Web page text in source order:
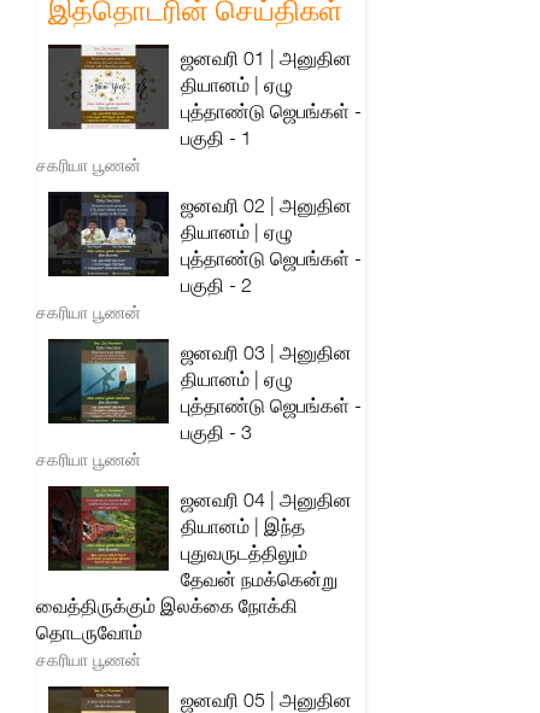
இத்தொடரின் செய்திகள்
ஜனவரி 01 | அனுதின
தியானம் | ஏழு
புத்தாண்டு ஜெபங்கள் -
பகுதி - 1
சகரியா பூணன்
ஜனவரி 02 | அனுதின
தியானம் | ஏழு
புத்தாண்டு ஜெபங்கள் -
பகுதி - 2
சகரியா பூணன்
ஜனவரி 03 | அனுதின
தியானம் | ஏழு
புத்தாண்டு ஜெபங்கள் -
பகுதி - 3
சகரியா பூணன்
ஜனவரி 04 | அனுதின
தியானம் | இந்த
புதுவருடத்திலும்
தேவன் நமக்கென்று
வைத்திருக்கும் இலக்கை நோக்கி
தொடருவோம்
சகரியா பூணன்
ஜனவரி 05 | அனுதின